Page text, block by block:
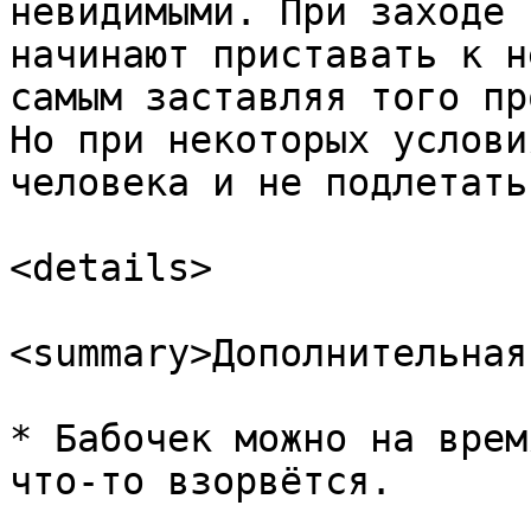
невидимыми. При
начинают приставать к
самым заставляя того
Но при некоторых
человека и не
<details>
* Бабочек можно на
что-то взорвётся.